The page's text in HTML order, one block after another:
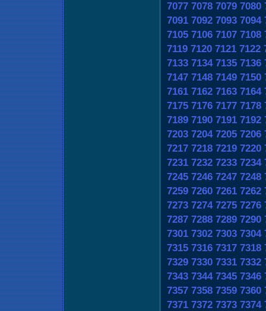
7077 7078 7079 7080
7091 7092 7093 7094
7105 7106 7107 7108
7119 7120 7121 7122
7133 7134 7135 7136
7147 7148 7149 7150
7161 7162 7163 7164
7175 7176 7177 7178
7189 7190 7191 7192
7203 7204 7205 7206
7217 7218 7219 7220
7231 7232 7233 7234
7245 7246 7247 7248
7259 7260 7261 7262
7273 7274 7275 7276
7287 7288 7289 7290
7301 7302 7303 7304
7315 7316 7317 7318
7329 7330 7331 7332
7343 7344 7345 7346
7357 7358 7359 7360
7371 7372 7373 7374